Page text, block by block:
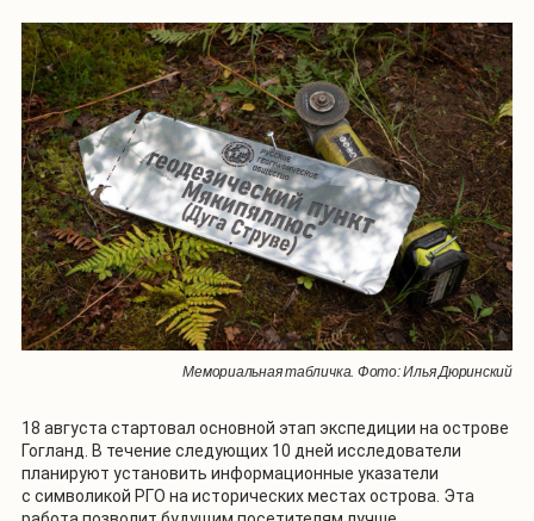
Мемориальная табличка. Фото: Илья Дюринский
18 августа стартовал основной этап экспедиции на острове
Гогланд. В течение следующих 10 дней исследователи
планируют установить информационные указатели
с символикой РГО на исторических местах острова. Эта